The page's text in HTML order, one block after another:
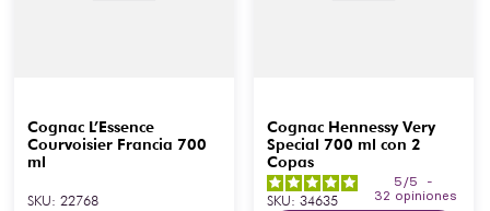
Cognac L’Essence
Courvoisier Francia 700
ml
SKU: 22768
Cognac Hennessy Very
Special 700 ml con 2
Copas
5/5
-
32 opiniones
SKU: 34635